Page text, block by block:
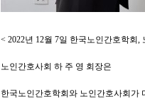
< 2022년 12월 7일 한국노인간호학회
노인간호사회 하 주 영 회장은
한국노인간호학회와 노인간호사회가